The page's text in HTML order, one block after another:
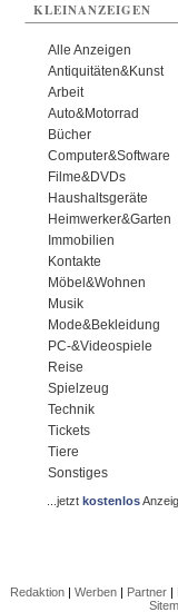
KLEINANZEIGEN
Alle Anzeigen
Antiquitäten&Kunst
Arbeit
Auto&Motorrad
Bücher
Computer&Software
Filme&DVDs
Haushaltsgeräte
Heimwerker&Garten
Immobilien
Kontakte
Möbel&Wohnen
Musik
Mode&Bekleidung
PC-&Videospiele
Reise
Spielzeug
Technik
Tickets
Tiere
Sonstiges
...jetztkostenlos
Redaktion| Werben| Partner|